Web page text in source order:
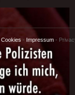
Cookies - Impressum -